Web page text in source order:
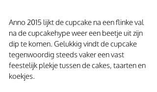
Anno 2015 lijkt de cupcake na een flinke val
na de cupcakehype weer een beetje uit zijn
dip te komen. Gelukkig vindt de cupcake
tegenwoordig steeds vaker een vast
feestelijk plekje tussen de cakes, taarten en
koekjes.